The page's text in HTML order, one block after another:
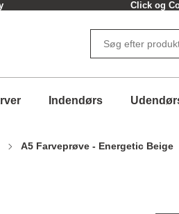
Click og
Indendørs
A5 Farveprøve - Energetic Beige